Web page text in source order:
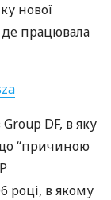
нової
де працювала
DF, в яку
“причиною
році, в якому